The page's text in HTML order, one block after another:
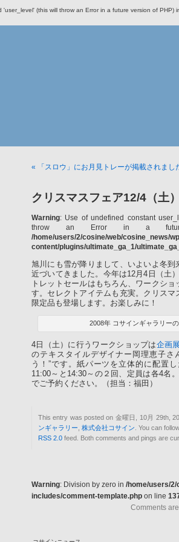
(this will throw an Error in a future version of PHP)
« 「スロウ」にお月見トレーが掲載されまし
クリスマスフェア12/4（土
Warning: Use of undefined constant
throw an Error in a
/home/users/2/cosine/web/cosine_news/
content/plugins/ultimate_ga_1/
旭川にも雪が降りまして、いよいよ冬到
近づいてきました。今年は12月4日（土
トレットセールはもちろん、ワークシ
す。セレクトアイテムも充実。クリス
限定品も登場します。お楽しみに！
2008年 コサインギャラリー
4日（土）に行うワークショップは企画展
のテキスタイルデザイナー岡理恵子さ
う！”です。紙パーツを立体的に配置
11:00～と14:30～の２回、定員は各4名
でご予約ください。（担当：福田）
This entry was posted on 金曜日, 10月 29th,
ンギャラリー 株式会社コサイン . You can
RSS 2.0 feed. Both comments and pings are
Warning: Division by zero in /home/users/
includes/comment-template.php on line
Comments